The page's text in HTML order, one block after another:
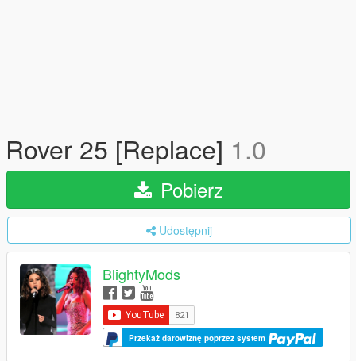
Rover 25 [Replace] 1.0
Pobierz
Udostępnij
BlightyMods
Przekaż darowiznę poprzez system